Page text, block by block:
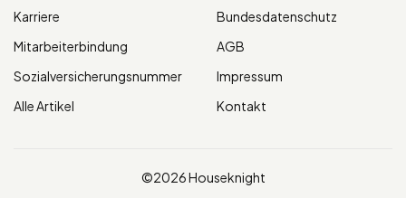
Karriere
Mitarbeiterbindung
Sozialversicherungsnummer
Alle Artikel
Bundesdatenschutz
AGB
Impressum
Kontakt
©2026 Houseknight